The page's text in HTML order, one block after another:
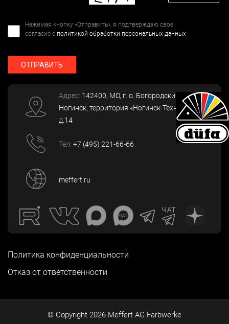
Нажимая кнопку «Отправить», я подтверждаю свое
согласие с политикой обработки персональных данных
ОТПРАВИТЬ
Адрес: 142400, МО, г. о. Богородский, г.
Ногинск, территория «Ногинск-Технопарк»,
д.14
Тел: +7 (495) 221-66-66
meffert.ru
Политика конфиденциальности
Отказ от ответственности
© Copyright 2026 Meffert AG Farbwerke